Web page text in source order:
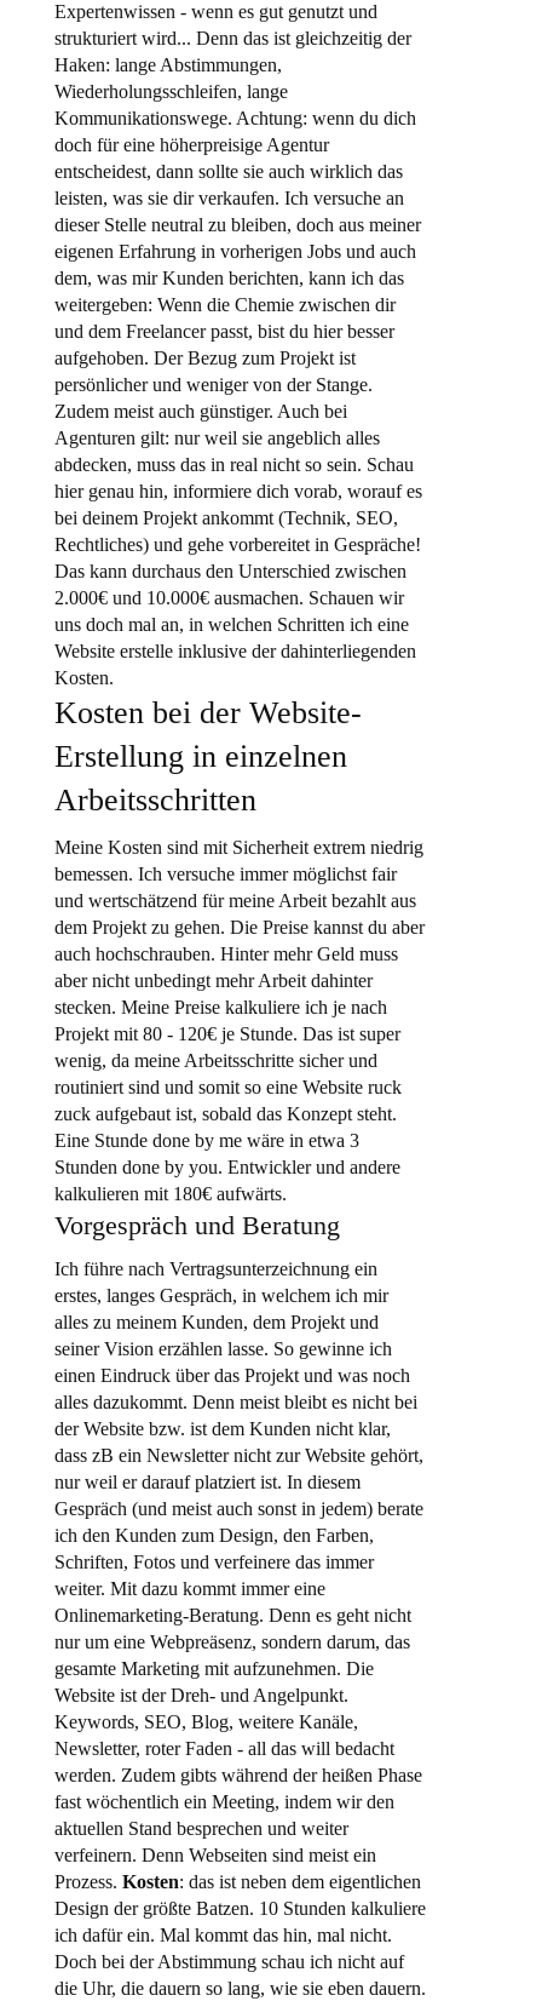
Expertenwissen - wenn es gut genutzt und
strukturiert wird... Denn das ist gleichzeitig der
Haken: lange Abstimmungen,
Wiederholungsschleifen, lange
Kommunikationswege. Achtung: wenn du dich
doch für eine höherpreisige Agentur
entscheidest, dann sollte sie auch wirklich das
leisten, was sie dir verkaufen. Ich versuche an
dieser Stelle neutral zu bleiben, doch aus meiner
eigenen Erfahrung in vorherigen Jobs und auch
dem, was mir Kunden berichten, kann ich das
weitergeben: Wenn die Chemie zwischen dir
und dem Freelancer passt, bist du hier besser
aufgehoben. Der Bezug zum Projekt ist
persönlicher und weniger von der Stange.
Zudem meist auch günstiger. Auch bei
Agenturen gilt: nur weil sie angeblich alles
abdecken, muss das in real nicht so sein. Schau
hier genau hin, informiere dich vorab, worauf es
bei deinem Projekt ankommt (Technik, SEO,
Rechtliches) und gehe vorbereitet in Gespräche!
Das kann durchaus den Unterschied zwischen
2.000€ und 10.000€ ausmachen. Schauen wir
uns doch mal an, in welchen Schritten ich eine
Website erstelle inklusive der dahinterliegenden
Kosten.
Kosten bei der Website-
Erstellung in einzelnen
Arbeitsschritten
Meine Kosten sind mit Sicherheit extrem niedrig
bemessen. Ich versuche immer möglichst fair
und wertschätzend für meine Arbeit bezahlt aus
dem Projekt zu gehen. Die Preise kannst du aber
auch hochschrauben. Hinter mehr Geld muss
aber nicht unbedingt mehr Arbeit dahinter
stecken. Meine Preise kalkuliere ich je nach
Projekt mit 80 - 120€ je Stunde. Das ist super
wenig, da meine Arbeitsschritte sicher und
routiniert sind und somit so eine Website ruck
zuck aufgebaut ist, sobald das Konzept steht.
Eine Stunde done by me wäre in etwa 3
Stunden done by you. Entwickler und andere
kalkulieren mit 180€ aufwärts.
Vorgespräch und Beratung
Ich führe nach Vertragsunterzeichnung ein
erstes, langes Gespräch, in welchem ich mir
alles zu meinem Kunden, dem Projekt und
seiner Vision erzählen lasse. So gewinne ich
einen Eindruck über das Projekt und was noch
alles dazukommt. Denn meist bleibt es nicht bei
der Website bzw. ist dem Kunden nicht klar,
dass zB ein Newsletter nicht zur Website gehört,
nur weil er darauf platziert ist. In diesem
Gespräch (und meist auch sonst in jedem) berate
ich den Kunden zum Design, den Farben,
Schriften, Fotos und verfeinere das immer
weiter. Mit dazu kommt immer eine
Onlinemarketing-Beratung. Denn es geht nicht
nur um eine Webpreäsenz, sondern darum, das
gesamte Marketing mit aufzunehmen. Die
Website ist der Dreh- und Angelpunkt.
Keywords, SEO, Blog, weitere Kanäle,
Newsletter, roter Faden - all das will bedacht
werden. Zudem gibts während der heißen Phase
fast wöchentlich ein Meeting, indem wir den
aktuellen Stand besprechen und weiter
verfeinern. Denn Webseiten sind meist ein
Prozess. Kosten: das ist neben dem eigentlichen
Design der größte Batzen. 10 Stunden kalkuliere
ich dafür ein. Mal kommt das hin, mal nicht.
Doch bei der Abstimmung schau ich nicht auf
die Uhr, die dauern so lang, wie sie eben dauern.